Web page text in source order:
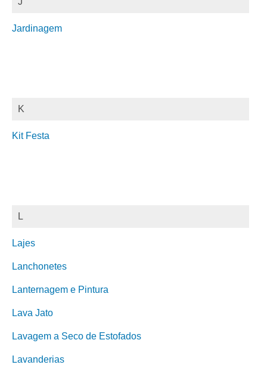
Jardinagem
K
Kit Festa
L
Lajes
Lanchonetes
Lanternagem e Pintura
Lava Jato
Lavagem a Seco de Estofados
Lavanderias